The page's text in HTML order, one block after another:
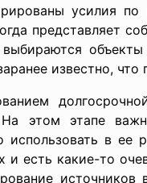
усилия
представляет
известно,
На этом этапе
в ее
и есть какие-то